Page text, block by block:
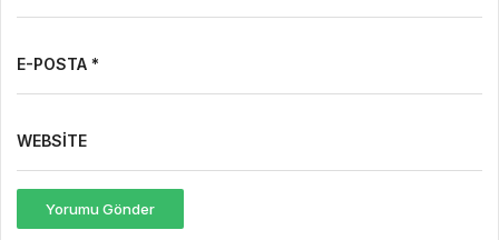
E-POSTA *
WEBSITE
Yorumu Gönder